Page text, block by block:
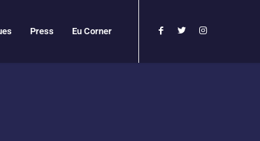
Press Eu Corner